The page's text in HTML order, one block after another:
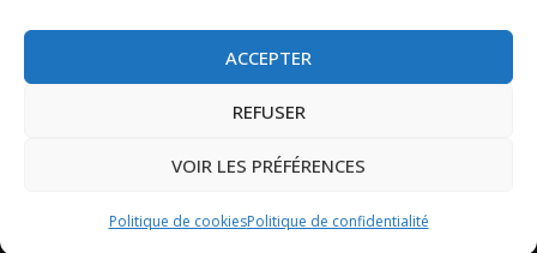
ACCEPTER
REFUSER
VOIR LES PRÉFÉRENCES
Politique de cookiesPolitique de confidentialité
L'ABUS D'ALCOOL EST DANGEREUX POUR LA SANTÉ, À
CONSOMMER AVEC MODÉRATION
à partir de 5 cartons de 6 bouteilles à 25km du
Domaine et à partir de 7 cartons de 6 bouteilles en France